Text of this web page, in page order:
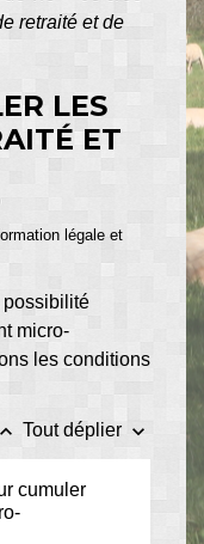
retraité et de
LES
ET
légale et
possibilité
micro-
les conditions
keyboard_arrow_up Tout déplier keyboard_arrow_down
cumuler